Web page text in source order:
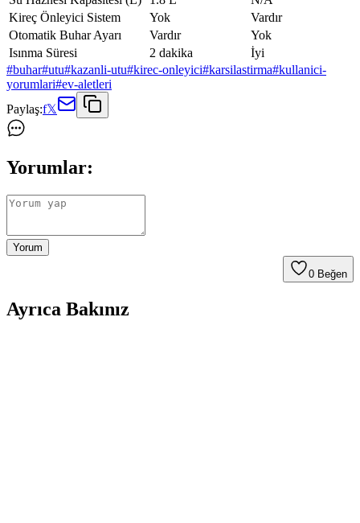
Kireç Önleyici Sistem
Yok
Vardır
Otomatik Buhar Ayarı
Vardır
Yok
Isınma Süresi
2 dakika
İyi
#buhar#utu#kazanli-utu#kirec-onleyici#karsilastirma#kullanici-
yorumlari#ev-aletleri
Paylaş:f𝕏
Yorumlar:
Yorum
0 Beğen
Ayrıca Bakınız